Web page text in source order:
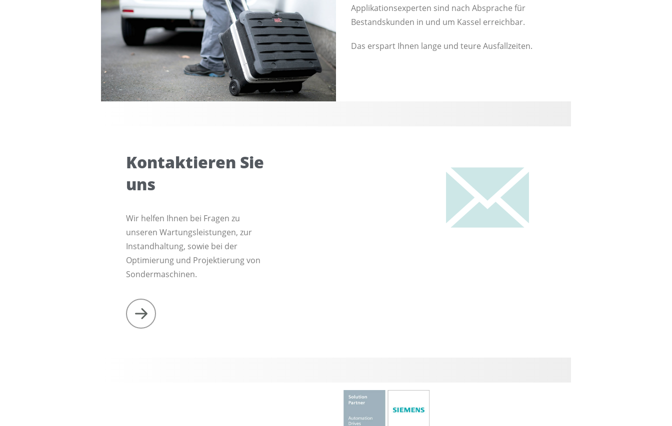
Applikationsexperten sind nach Absprache für
Bestandskunden in und um Kassel erreichbar.
Das erspart Ihnen lange und teure Ausfallzeiten.
Kontaktieren Sie
uns
Wir helfen Ihnen bei Fragen zu
unseren Wartungsleistungen, zur
Instandhaltung, sowie bei der
Optimierung und Projektierung von
Sondermaschinen.